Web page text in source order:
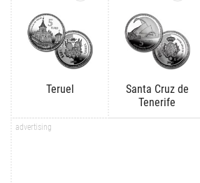
Teruel
Santa Cruz de
Tenerife